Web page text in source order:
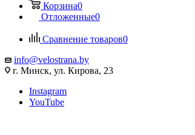
Корзина0
Отложенные0
Сравнение товаров0
info@velostrana.by
г. Минск, ул. Кирова, 23
Instagram
YouTube